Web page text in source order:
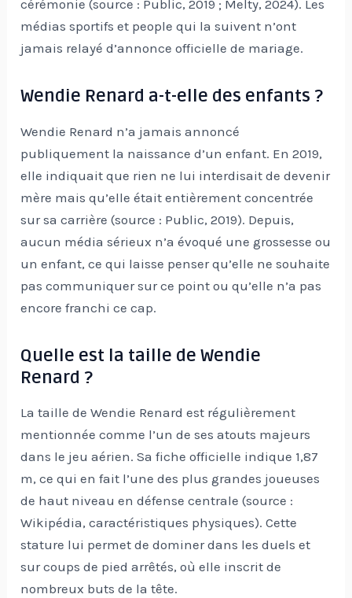
cérémonie (source : Public, 2019 ; Melty, 2024). Les
médias sportifs et people qui la suivent n’ont
jamais relayé d’annonce officielle de mariage.
Wendie Renard a-t-elle des enfants ?
Wendie Renard n’a jamais annoncé
publiquement la naissance d’un enfant. En 2019,
elle indiquait que rien ne lui interdisait de devenir
mère mais qu’elle était entièrement concentrée
sur sa carrière (source : Public, 2019). Depuis,
aucun média sérieux n’a évoqué une grossesse ou
un enfant, ce qui laisse penser qu’elle ne souhaite
pas communiquer sur ce point ou qu’elle n’a pas
encore franchi ce cap.
Quelle est la taille de Wendie
Renard ?
La taille de Wendie Renard est régulièrement
mentionnée comme l’un de ses atouts majeurs
dans le jeu aérien. Sa fiche officielle indique 1,87
m, ce qui en fait l’une des plus grandes joueuses
de haut niveau en défense centrale (source :
Wikipédia, caractéristiques physiques). Cette
stature lui permet de dominer dans les duels et
sur coups de pied arrêtés, où elle inscrit de
nombreux buts de la tête.